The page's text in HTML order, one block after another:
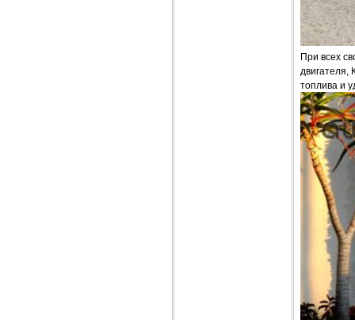
При всех
двигателя,
топлива и